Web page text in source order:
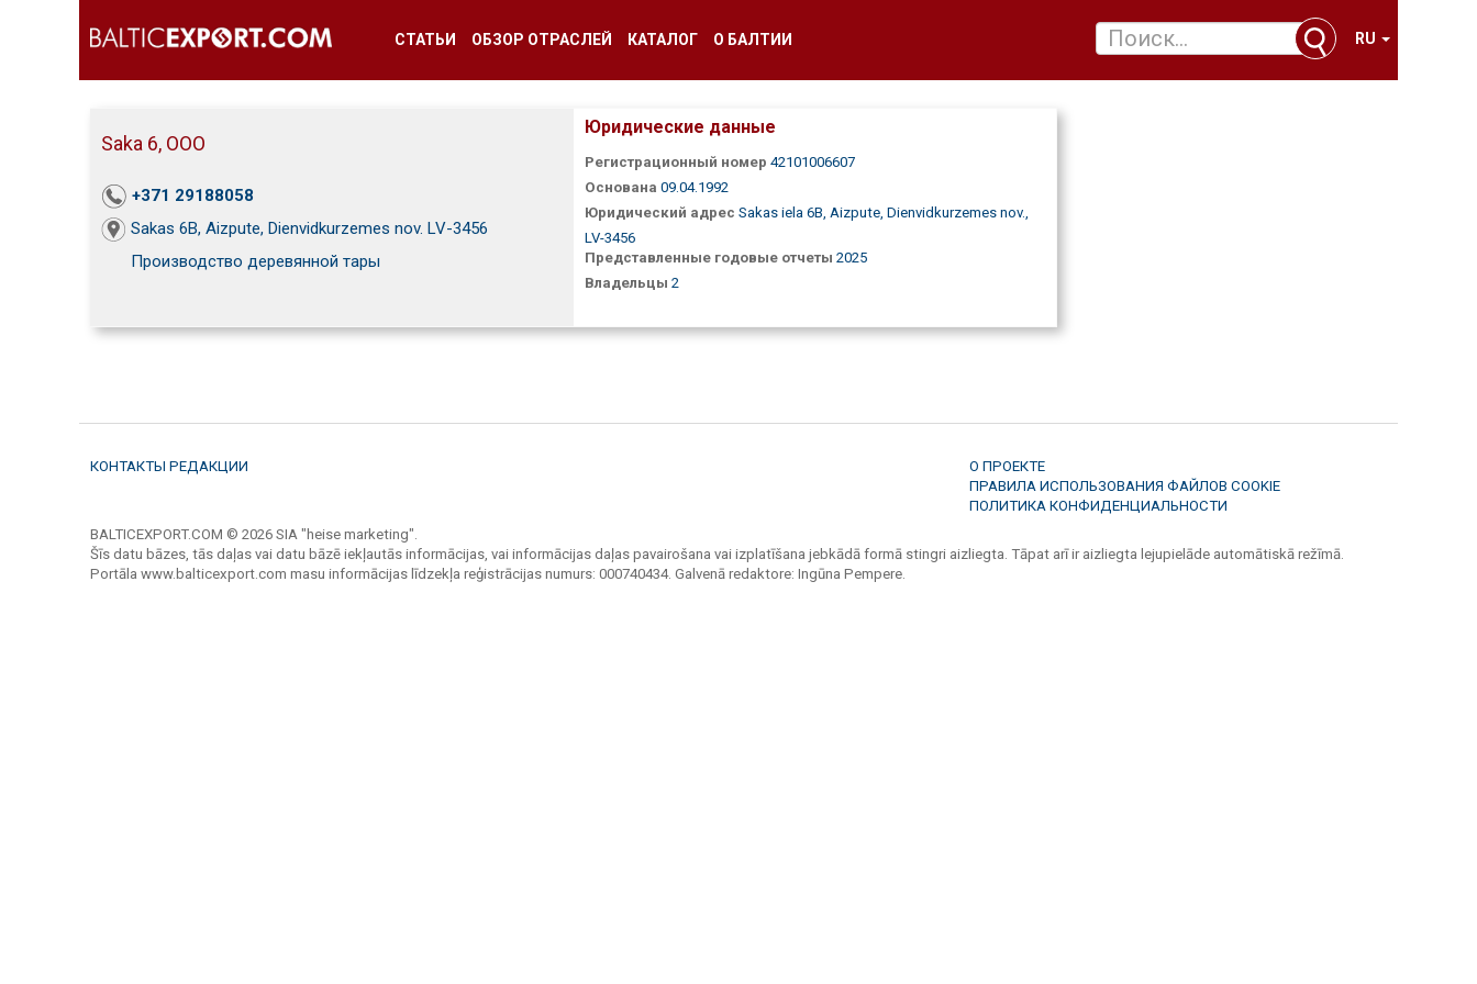
СТАТЬИ ОБЗОР ОТРАСЛЕЙ КАТАЛОГ О БАЛТИИ RU
Saka 6, ООО
+371 29188058
Sakas 6B, Aizpute, Dienvidkurzemes nov. LV-3456
Производство деревянной тары
Юридические данные
Регистрационный номер 42101006607
Основана 09.04.1992
Юридический адрес Sakas iela 6B, Aizpute, Dienvidkurzemes nov.,
LV-3456
Представленные годовые отчеты 2025
Владельцы 2
КОНТАКТЫ РЕДАКЦИИ
О ПРОЕКТЕ
ПРАВИЛА ИСПОЛЬЗОВАНИЯ ФАЙЛОВ COOKIE
ПОЛИТИКА КОНФИДЕНЦИАЛЬНОСТИ
BALTICEXPORT.COM © 2026 SIA "heise marketing".
Šīs datu bāzes, tās daļas vai datu bāzē iekļautās informācijas, vai informācijas daļas pavairošana vai izplatīšana jebkādā formā stingri aizliegta. Tāpat arī ir aizliegta lejupielāde automātiskā režīmā.
Portāla www.balticexport.com masu informācijas līdzekļa reģistrācijas numurs: 000740434. Galvenā redaktore: Ingūna Pempere.